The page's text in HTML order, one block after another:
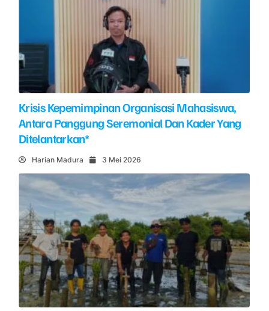
Krisis Kepemimpinan Organisasi Mahasiswa,
Antara Panggung Seremonial Dan Kader Yang
Ditelantarkan*
Harian Madura 3 Mei 2026